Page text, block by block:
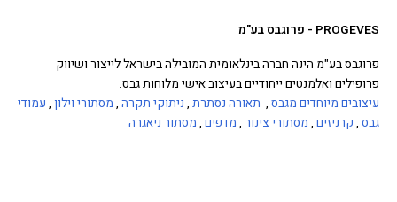
PROGEVES - פרוגבס בע"מ
פרוגבס בע"מ הינה חברה בינלאומית המובילה בישראל לייצור ושיווק
פרופילים ואלמנטים ייחודיים בעיצוב אישי מלוחות גבס.
עיצובים מיוחדים מגבס , תאורה נסתרת , ניתוקי תקרה , מסתורי וילון , עמודי
גבס , קרניזים , מסתורי צינור , מדפים , מסתור ניאגרה